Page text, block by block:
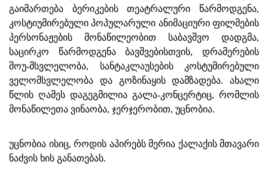
გაიმართება ბერიკების თეატრალური წარმოდგენა,
კოსტიუმირებული პოპულარული ანიმაციური ფილმების
პერსონაჟების მონაწილეობით საბავშვო დადგმა,
საცირკო წარმოდგენა ბავშვებისთვის, დრამერების
შოუ-მსვლელობა, სანტაკლაუსების კოსტუმირებული
ველომსვლელობა და გოზინაყის დამზადება. ახალი
წლის ღამეს დაგეგმილია გალა-კონცერტიც, რომლის
მონაწილეთა ვინაობა, ჯერჯერობით, უცნობია.
უცნობია ისიც, როდის აპირებს მერია ქალაქის მთავარი
ნაძვის ხის განათებას.